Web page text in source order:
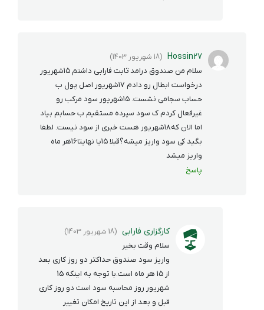
Hossin27 (18 شهریور 1403)
سلام من صندوق درامد ثابت فارابی داشتم ۱۵شهریور
درخواست ابطال رو دادم ۱۷شهریور اصل پول ب
حساب سجامی نشست. ۱۵شهریور سود مرکب رو
غیرفعال کردم ک سود سپرده مستقیم ب حسابم بیاد
اما الان که۱۸شهریور هست خبری از سود نیست. لطفا
بگید کی سود واریز میشه؟قبلا ۱۵یا نهایتا۱۶هر ماه
واریز میشد
پاسخ
کارگزاری فارابی (18 شهریور 1403)
سلام وقت بخیر
واریز سود صندوق حداکثر دو روز کاری بعد
از 15 هر ماه است.با توجه به اینکه 15
شهریور روز محاسبه سود است دو روز کاری
قبل و بعد از این تاریخ امکان تغییر